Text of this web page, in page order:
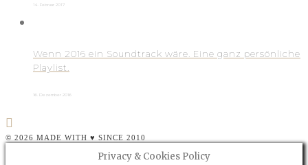
14. Februar 2017
Wenn 2016 ein Soundtrack wäre. Eine ganz persönliche
Playlist.
16. Dezember 2016
© 2026 MADE WITH ♥ SINCE 2010
Privacy & Cookies Policy